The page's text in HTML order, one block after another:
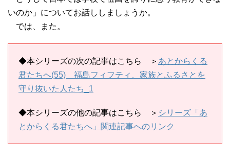
いのか」についてお話ししましょうか。
では、また。
◆本シリーズの次の記事はこちら ＞ あとからくる
君たちへ(55) 福島フィフティ、家族とふるさとを
守り抜いた人たち_1
◆本シリーズの他の記事はこちら ＞ シリーズ「あ
とからくる君たちへ」関連記事へのリンク